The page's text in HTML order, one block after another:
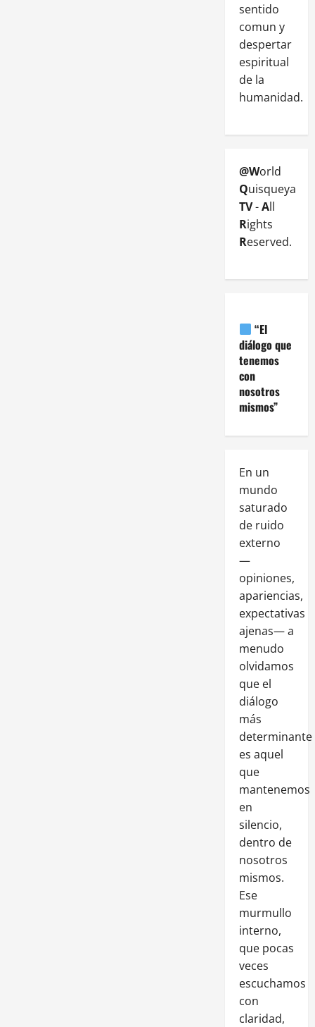
sentido
comun y
despertar
espiritual
de la
humanidad.
@World
Quisqueya
TV-All
Rights
Reserved.
“El
diálogo que
tenemos
con
nosotros
mismos”
En un
mundo
saturado
de ruido
externo
—
opiniones,
apariencias,
expectativas
ajenas— a
menudo
olvidamos
que el
diálogo
más
determinante
es aquel
que
mantenemos
en
silencio,
dentro de
nosotros
mismos.
Ese
murmullo
interno,
que pocas
veces
escuchamos
con
claridad,